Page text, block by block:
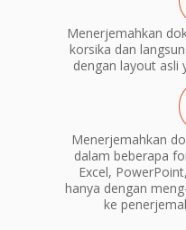
Menerjemahkan
korsika dan
dengan layout asli
Menerjemahkan
dalam beberapa
Excel,
hanya dengan
ke